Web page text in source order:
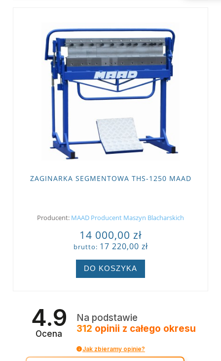
ZAGINARKA SEGMENTOWA THS-1250 MAAD
Producent: MAAD Producent Maszyn Blacharskich
14 000,00 zł
brutto: 17 220,00 zł
DO KOSZYKA
4.9
Ocena
Na podstawie
312 opinii z całego okresu
Jak zbieramy opinie?